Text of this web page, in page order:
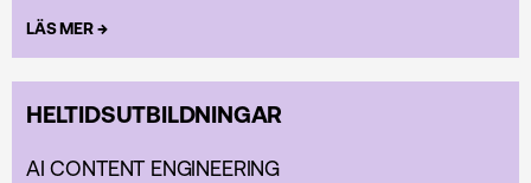
LÄS MER→
HELTIDS­UTBILDNINGAR
AI CONTENT ENGINEERING